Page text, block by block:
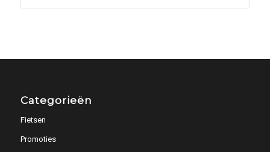
Categorieën
Fietsen
Promoties